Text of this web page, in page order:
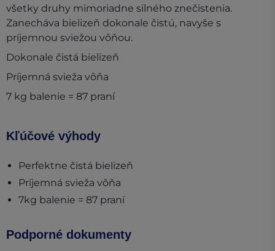
všetky druhy mimoriadne silného znečistenia.
Zanecháva bielizeň dokonale čistú, navyše s
príjemnou sviežou vôňou.
Dokonale čistá bielizeň
Príjemná svieža vôňa
7 kg balenie = 87 praní
Kľúčové výhody
Perfektne čistá bielizeň
Príjemná svieža vôňa
7kg balenie = 87 praní
Podporné dokumenty